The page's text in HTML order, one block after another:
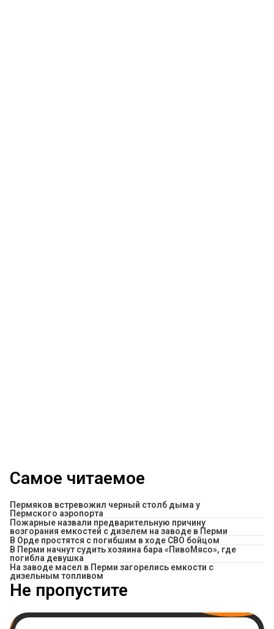
Самое читаемое
Пермяков встревожил черный столб дыма у
Пермского аэропорта
Пожарные назвали предварительную причину
возгорания емкостей с дизелем на заводе в Перми
В Орде простятся с погибшим в ходе СВО бойцом
​В Перми начнут судить хозяина бара «ПивоМясо», где
погибла девушка
На заводе масел в Перми загорелись емкости с
дизельным топливом
Не пропустите